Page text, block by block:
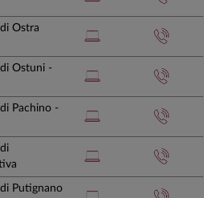
Ostra
Ostuni -
Pachino -
Putignano